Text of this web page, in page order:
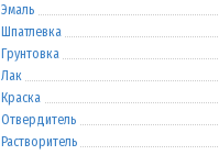
Эмаль
Шпатлевка
Грунтовка
Лак
Краска
Отвердитель
Растворитель